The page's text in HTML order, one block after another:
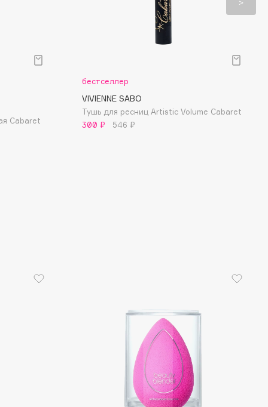
Cabaret
бестселлер
VIVIENNE SABO
Тушь для ресниц Artistic Volume Cabaret
300 ₽
546 ₽